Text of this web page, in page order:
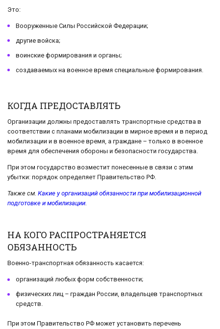
Это:
Вооруженные Силы Российской Федерации;
другие войска;
воинские формирования и органы;
создаваемых на военное время специальные формирования.
КОГДА ПРЕДОСТАВЛЯТЬ
Организации должны предоставлять транспортные средства в
соответствии с планами мобилизации в мирное время и в период
мобилизации и в военное время, а граждане – только в военное
время для обеспечения обороны и безопасности государства.
При этом государство возместит понесенные в связи с этим
убытки: порядок определяет Правительство РФ.
Также см. Какие у организаций обязанности при мобилизационной
подготовке и мобилизации
НА КОГО РАСПРОСТРАНЯЕТСЯ
ОБЯЗАННОСТЬ
Военно-транспортная обязанность касается:
организаций любых форм собственности;
физических лиц – граждан России, владельцев транспортных
средств.
При этом Правительство РФ может установить перечень